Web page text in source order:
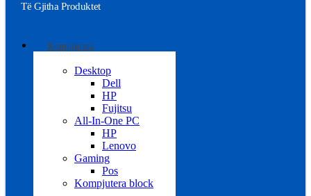
Të Gjitha Produktet
Kompjutera
Desktop
Dell
HP
Fujitsu
All-In-One PC
HP
Lenovo
Gaming
Pos
Kompjutera block